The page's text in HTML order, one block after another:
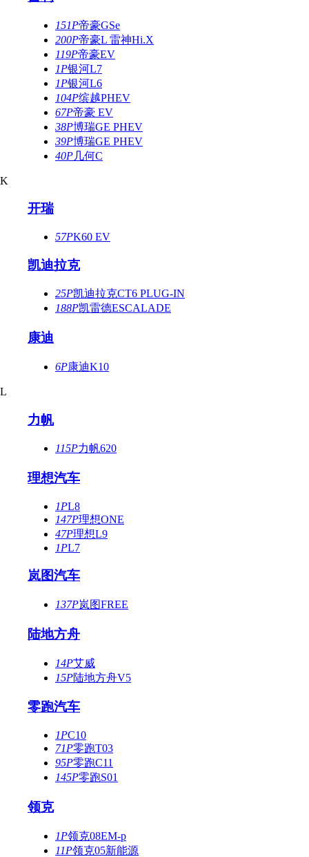
151P帝豪GSe
200P帝豪L 雷神Hi.X
119P帝豪EV
1P银河L7
1P银河L6
104P缤越PHEV
67P帝豪 EV
38P博瑞GE PHEV
39P博瑞GE PHEV
40P几何C
K
开瑞
57PK60 EV
凯迪拉克
25P凯迪拉克CT6 PLUG-IN
188P凯雷德ESCALADE
康迪
6P康迪K10
L
力帆
115P力帆620
理想汽车
1PL8
147P理想ONE
47P理想L9
1PL7
岚图汽车
137P岚图FREE
陆地方舟
14P艾威
15P陆地方舟V5
零跑汽车
1PC10
71P零跑T03
95P零跑C11
145P零跑S01
领克
1P领克08EM-p
11P领克05新能源